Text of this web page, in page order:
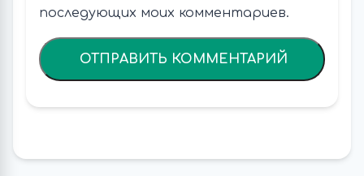
последующих моих комментариев.